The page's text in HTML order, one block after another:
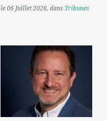
le 06 Juillet 2026, dans Tribunes